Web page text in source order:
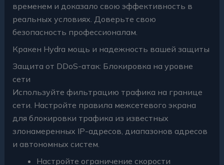
временем и доказало свою эффективность в
реальных условиях. Доверьте свою
безопасность профессионалам.
Кракен Hydra мощь и надежность вашей защиты
Защита от DDoS-атак: Блокировка на уровне
сети
Используйте фильтрацию трафика на границе
сети. Настройте правила межсетевого экрана
для блокировки трафика из известных
злонамеренных IP-адресов, диапазонов адресов
и автономных систем.
Настройте ограничение скорости